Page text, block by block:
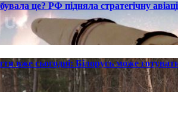
це? РФ підняла стратегічну
вже сьогодні: Білорусь може